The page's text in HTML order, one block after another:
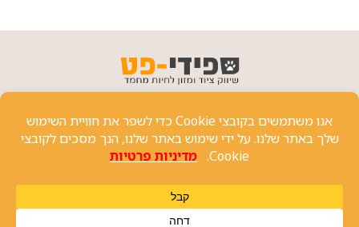
כל הזכויות שמורות 2024 ⓒ